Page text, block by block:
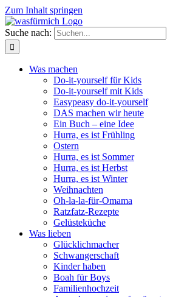
Zum Inhalt springen
Suche nach:
Was machen
Do-it-yourself für Kids
Do-it-yourself mit Kids
Easypeasy do-it-yourself
DAS machen wir heute
Ein Buch – eine Idee
Hurra, es ist Frühling
Ostern
Hurra, es ist Sommer
Hurra, es ist Herbst
Hurra, es ist Winter
Weihnachten
Oh-la-la-für-Omama
Ratzfatz-Rezepte
Gelüsteküche
Was lieben
Glücklichmacher
Schwangerschaft
Kinder haben
Boah für Boys
Familienhochzeit